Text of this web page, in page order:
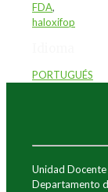
FDA,
haloxifop
PORTUGUÉS
Unidad
Departamento